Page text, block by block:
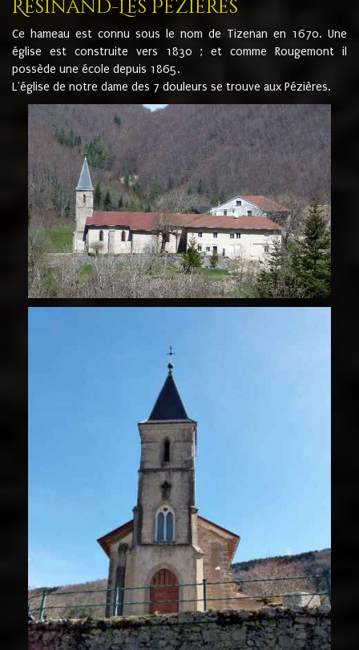
Résinand-Les Pézières
Ce hameau est connu sous le nom de Tizenan en 1670. Une
église est construite vers 1830 ; et comme Rougemont il
possède une école depuis 1865.
L'église de notre dame des 7 douleurs se trouve aux Pézières.